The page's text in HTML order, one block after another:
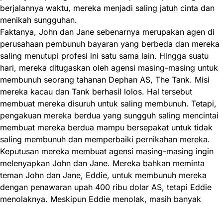
berjalannya waktu, mereka menjadi saling jatuh cinta dan
menikah sungguhan.
Faktanya, John dan Jane sebenarnya merupakan agen di
perusahaan pembunuh bayaran yang berbeda dan mereka
saling menutupi profesi ini satu sama lain. Hingga suatu
hari, mereka ditugaskan oleh agensi masing-masing untuk
membunuh seorang tahanan Dephan AS, The Tank. Misi
mereka kacau dan Tank berhasil lolos. Hal tersebut
membuat mereka disuruh untuk saling membunuh. Tetapi,
pengakuan mereka berdua yang sungguh saling mencintai
membuat mereka berdua mampu bersepakat untuk tidak
saling membunuh dan memperbaiki pernikahan mereka.
Keputusan mereka membuat agensi masing-masing ingin
melenyapkan John dan Jane. Mereka bahkan meminta
teman John dan Jane, Eddie, untuk membunuh mereka
dengan penawaran upah 400 ribu dolar AS, tetapi Eddie
menolaknya. Meskipun Eddie menolak, masih banyak